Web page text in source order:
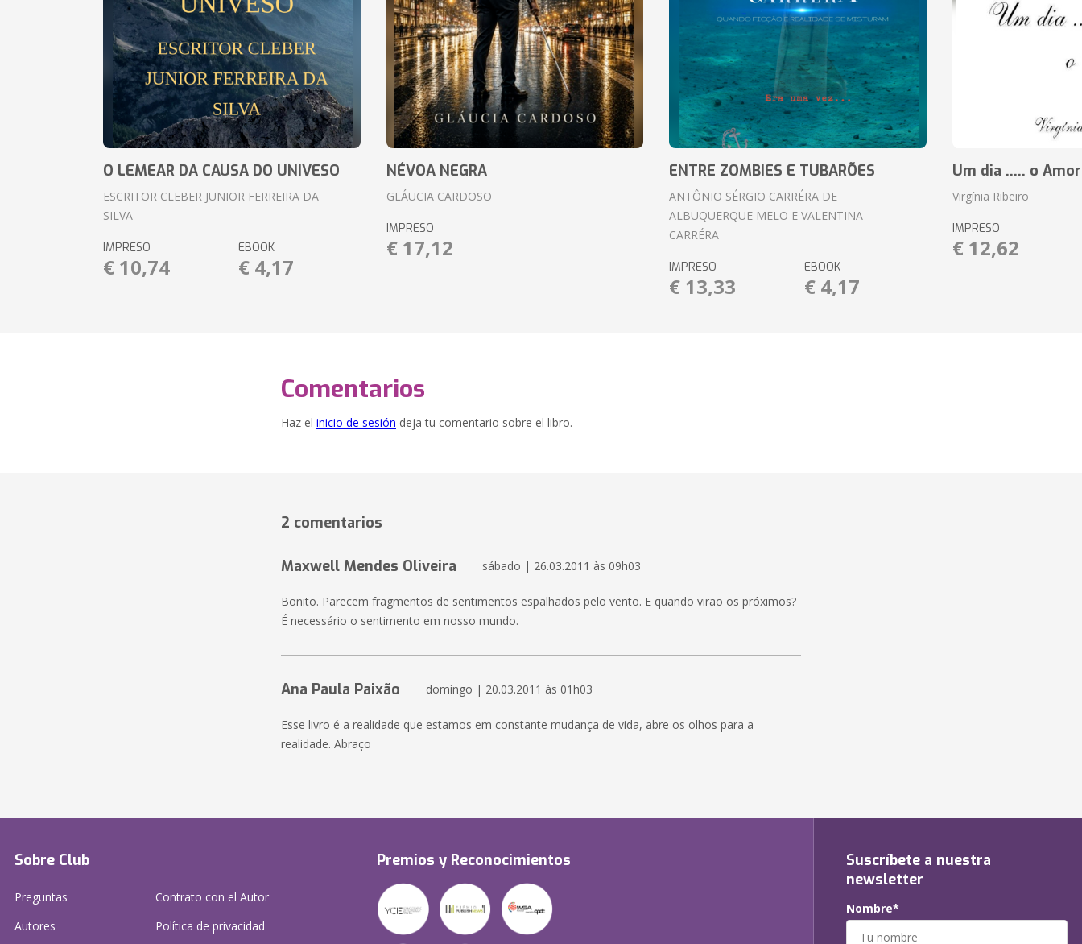
O LEMEAR DA CAUSA DO UNIVESO
ESCRITOR CLEBER JUNIOR FERREIRA DA
SILVA
IMPRESO
€ 10,74
EBOOK
€ 4,17
NÉVOA NEGRA
GLÁUCIA CARDOSO
IMPRESO
€ 17,12
ENTRE ZOMBIES E TUBARÕES
ANTÔNIO SÉRGIO CARRÉRA DE
ALBUQUERQUE MELO E VALENTINA
CARRÉRA
IMPRESO
€ 13,33
EBOOK
€ 4,17
Um dia ..... o Amor
Virgínia Ribeiro
IMPRESO
€ 12,62
Comentarios
Haz el inicio de sesión deja tu comentario sobre el libro.
2 comentarios
Maxwell Mendes Oliveira sábado | 26.03.2011 às 09h03
Bonito. Parecem fragmentos de sentimentos espalhados pelo vento. E quando virão os próximos?
É necessário o sentimento em nosso mundo.
Ana Paula Paixão domingo | 20.03.2011 às 01h03
Esse livro é a realidade que estamos em constante mudança de vida, abre os olhos para a
realidade. Abraço
Sobre Club
Preguntas
Autores
Contrato con el Autor
Política de privacidad
Premios y Reconocimientos
Suscríbete a nuestra
newsletter
Nombre*